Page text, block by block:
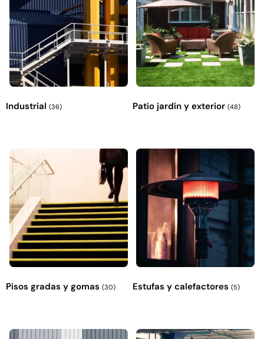
Industrial (36) Patio jardín y exterior (48)
Pisos gradas y gomas (30) Estufas y calefactores (5)